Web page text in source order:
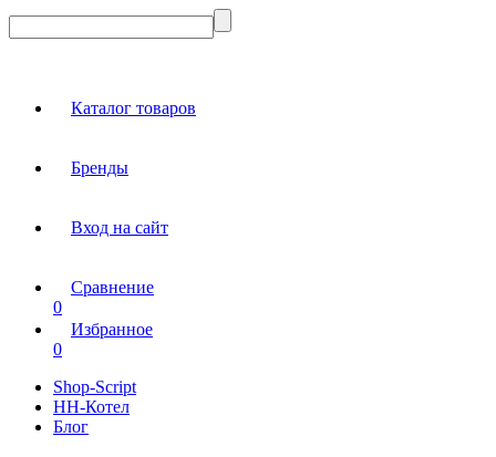
Каталог товаров
Бренды
Вход на сайт
Сравнение
0
Избранное
0
Shop-Script
НН-Котел
Блог